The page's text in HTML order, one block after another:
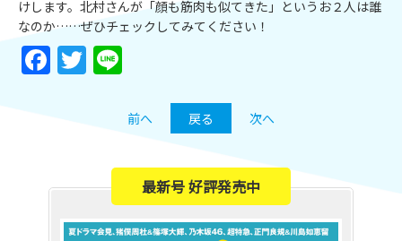
けします。北村さんが「顔も筋肉も似てきた」というお２人は誰
なのか……ぜひチェックしてみてください！
Facebook
Twitter
前へ 戻る 次へ
最新号 好評発売中